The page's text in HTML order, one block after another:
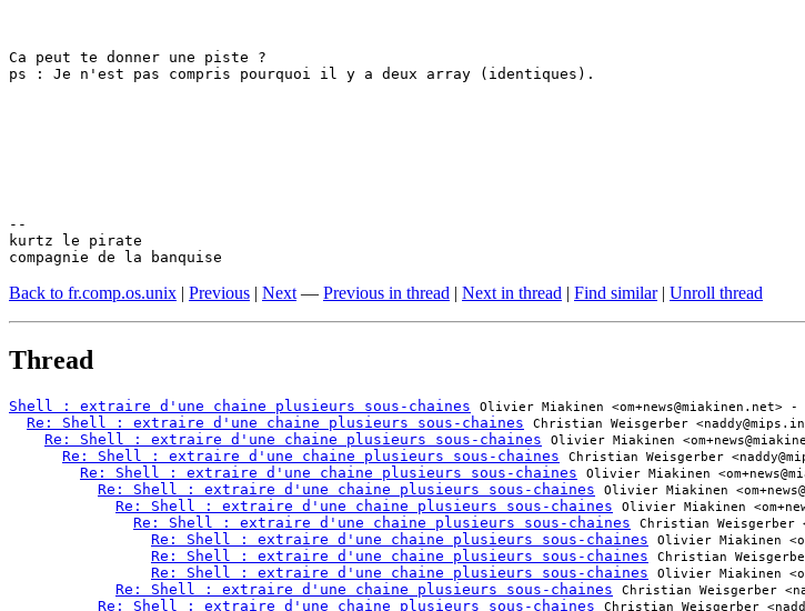
Ca peut te donner une piste ?
ps : Je n'est pas compris pourquoi il y a deux array (identiques).
--
kurtz le pirate
compagnie de la banquise
Back to fr.comp.os.unix | Previous | Next — Previous in thread | Next in thread | Find similar| Unroll thread
Thread
Shell : extraire d'une chaine plusieurs sous-chaines Olivier Miakinen <om+news@miakinen.net> -
Re: Shell : extraire d'une chaine plusieurs sous-chaines Christian Weisgerber
Re: Shell : extraire d'une chaine plusieurs sous-chaines Olivier Miakinen
Re: Shell : extraire d'une chaine plusieurs sous-chaines Christian Weisgerber
Re: Shell : extraire d'une chaine plusieurs sous-chaines Olivier Miakinen
Re: Shell : extraire d'une chaine plusieurs sous-chaines Olivier Miakinen
Re: Shell : extraire d'une chaine plusieurs sous-chaines Olivier Miakinen
Re: Shell : extraire d'une chaine plusieurs sous-chaines Christian Weisgerber
Re: Shell : extraire d'une chaine plusieurs sous-chaines Olivier Miakinen
Re: Shell : extraire d'une chaine plusieurs sous-chaines Christian
Re: Shell : extraire d'une chaine plusieurs sous-chaines Olivier Miakinen
Re: Shell : extraire d'une chaine plusieurs sous-chaines Christian Weisgerber
Re: Shell : extraire d'une chaine plusieurs sous-chaines Christian Weisgerber